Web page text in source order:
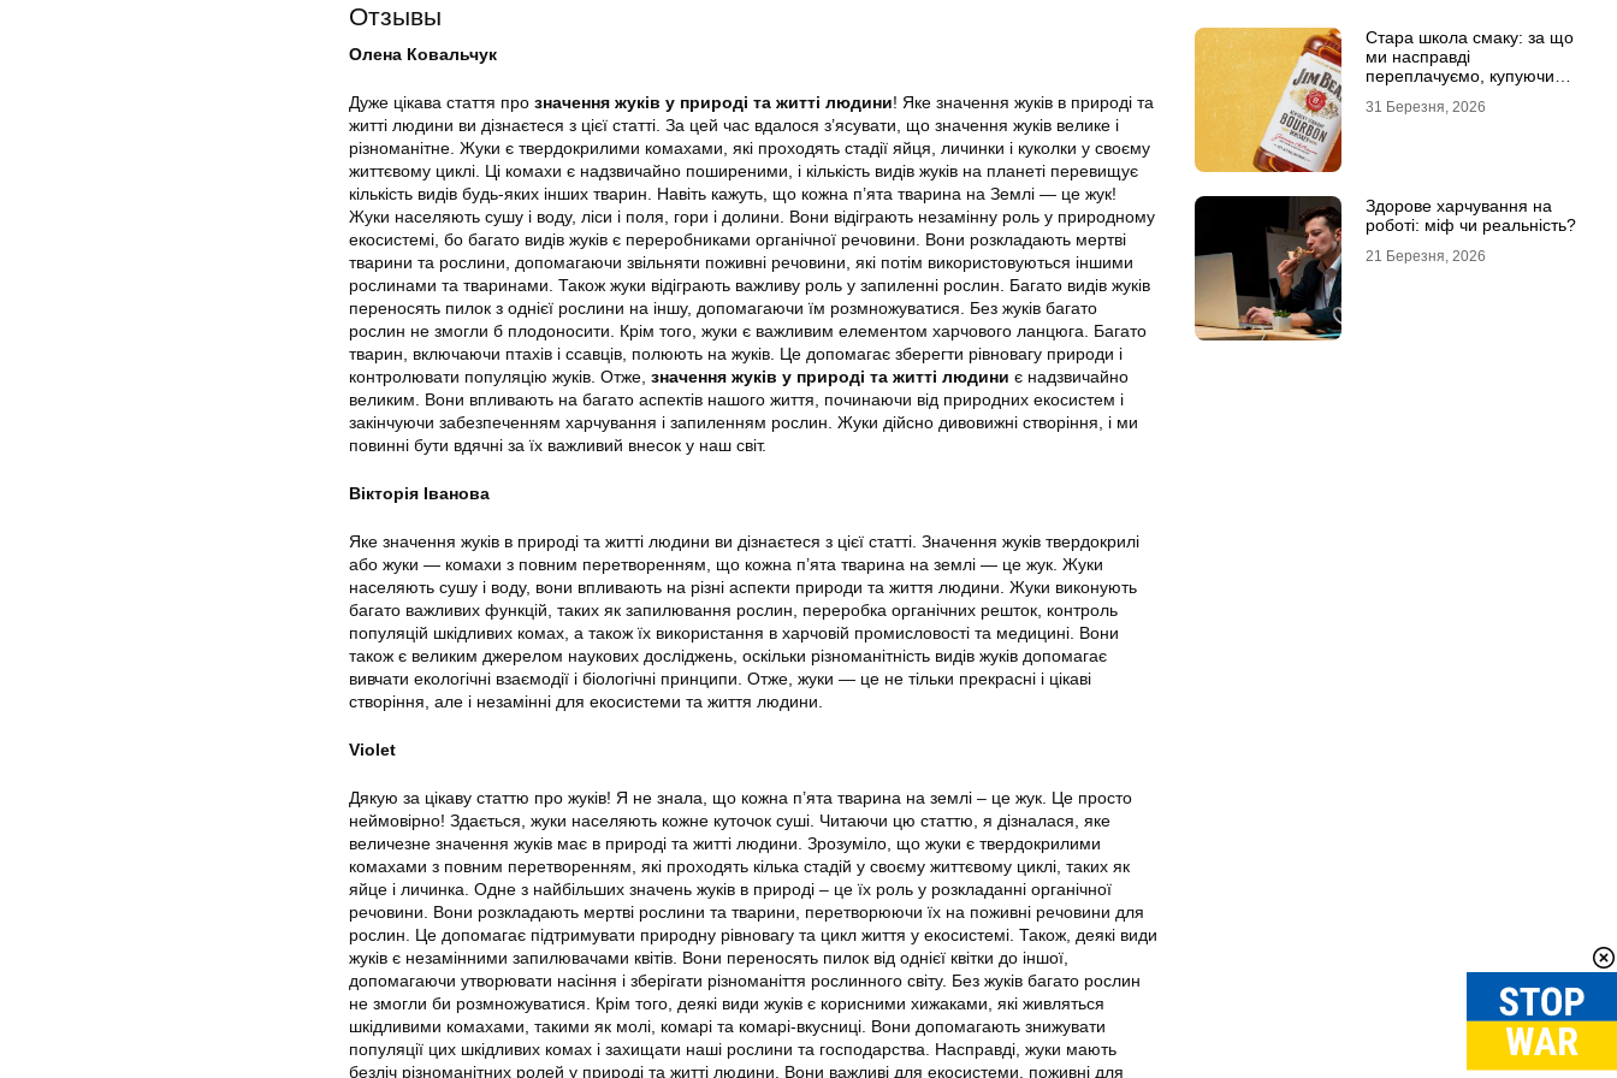
Отзывы
Олена Ковальчук
Дуже цікава стаття про значення жуків у природі та житті людини! Яке значення жуків в природі та
житті людини ви дізнаєтеся з цієї статті. За цей час вдалося з’ясувати, що значення жуків велике і
різноманітне. Жуки є твердокрилими комахами, які проходять стадії яйця, личинки і куколки у своєму
життєвому циклі. Ці комахи є надзвичайно поширеними, і кількість видів жуків на планеті перевищує
кількість видів будь-яких інших тварин. Навіть кажуть, що кожна п’ята тварина на Землі — це жук!
Жуки населяють сушу і воду, ліси і поля, гори і долини. Вони відіграють незамінну роль у природному
екосистемі, бо багато видів жуків є переробниками органічної речовини. Вони розкладають мертві
тварини та рослини, допомагаючи звільняти поживні речовини, які потім використовуються іншими
рослинами та тваринами. Також жуки відіграють важливу роль у запиленні рослин. Багато видів жуків
переносять пилок з однієї рослини на іншу, допомагаючи їм розмножуватися. Без жуків багато
рослин не змогли б плодоносити. Крім того, жуки є важливим елементом харчового ланцюга. Багато
тварин, включаючи птахів і ссавців, полюють на жуків. Це допомагає зберегти рівновагу природи і
контролювати популяцію жуків. Отже, значення жуків у природі та житті людини є надзвичайно
великим. Вони впливають на багато аспектів нашого життя, починаючи від природних екосистем і
закінчуючи забезпеченням харчування і запиленням рослин. Жуки дійсно дивовижні створіння, і ми
повинні бути вдячні за їх важливий внесок у наш світ.
Вікторія Іванова
Яке значення жуків в природі та житті людини ви дізнаєтеся з цієї статті. Значення жуків твердокрилі
або жуки — комахи з повним перетворенням, що кожна п’ята тварина на землі — це жук. Жуки
населяють сушу і воду, вони впливають на різні аспекти природи та життя людини. Жуки виконують
багато важливих функцій, таких як запилювання рослин, переробка органічних решток, контроль
популяцій шкідливих комах, а також їх використання в харчовій промисловості та медицині. Вони
також є великим джерелом наукових досліджень, оскільки різноманітність видів жуків допомагає
вивчати екологічні взаємодії і біологічні принципи. Отже, жуки — це не тільки прекрасні і цікаві
створіння, але і незамінні для екосистеми та життя людини.
Violet
Дякую за цікаву статтю про жуків! Я не знала, що кожна п’ята тварина на землі – це жук. Це просто
неймовірно! Здається, жуки населяють кожне куточок суші. Читаючи цю статтю, я дізналася, яке
величезне значення жуків має в природі та житті людини. Зрозуміло, що жуки є твердокрилими
комахами з повним перетворенням, які проходять кілька стадій у своєму життєвому циклі, таких як
яйце і личинка. Одне з найбільших значень жуків в природі – це їх роль у розкладанні органічної
речовини. Вони розкладають мертві рослини та тварини, перетворюючи їх на поживні речовини для
рослин. Це допомагає підтримувати природну рівновагу та цикл життя у екосистемі. Також, деякі види
жуків є незамінними запилювачами квітів. Вони переносять пилок від однієї квітки до іншої,
допомагаючи утворювати насіння і зберігати різноманіття рослинного світу. Без жуків багато рослин
не змогли би розмножуватися. Крім того, деякі види жуків є корисними хижаками, які живляться
шкідливими комахами, такими як молі, комарі та комарі-вкусниці. Вони допомагають знижувати
популяції цих шкідливих комах і захищати наші рослини та господарства. Насправді, жуки мають
безліч різноманітних ролей у природі та житті людини. Вони важливі для екосистеми, поживні для
Стара школа смаку: за що
ми насправді
переплачуємо, купуючи
31 Березня, 2026
Здорове харчування на
роботі: міф чи реальність?
21 Березня, 2026